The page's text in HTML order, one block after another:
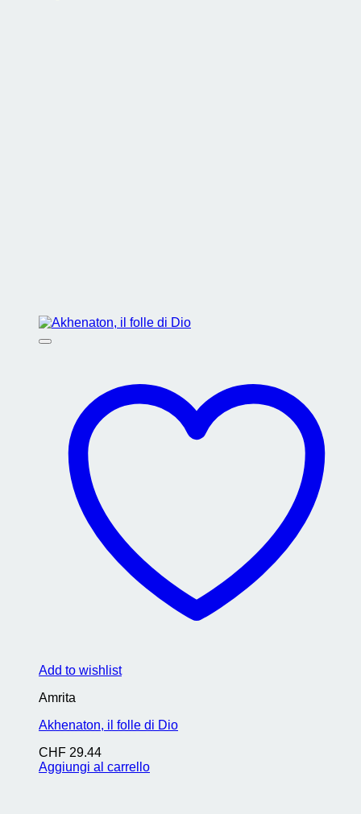
Add to wishlist
Amrita
Akhenaton, il folle di Dio
CHF 29.44
Aggiungi al carrello